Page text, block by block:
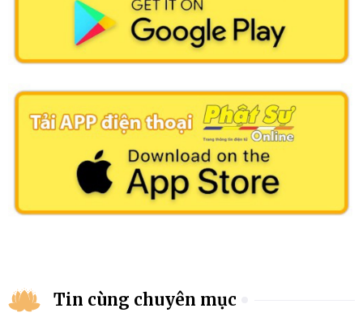
Tin cùng chuyên mục